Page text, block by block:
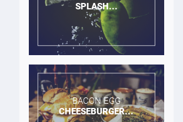
SPLASH...
BACON EGG​
CHEESEBURGER...